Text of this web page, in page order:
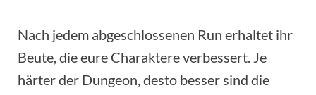
Nach jedem abgeschlossenen Run erhaltet ihr
Beute, die eure Charaktere verbessert. Je
härter der Dungeon, desto besser sind die